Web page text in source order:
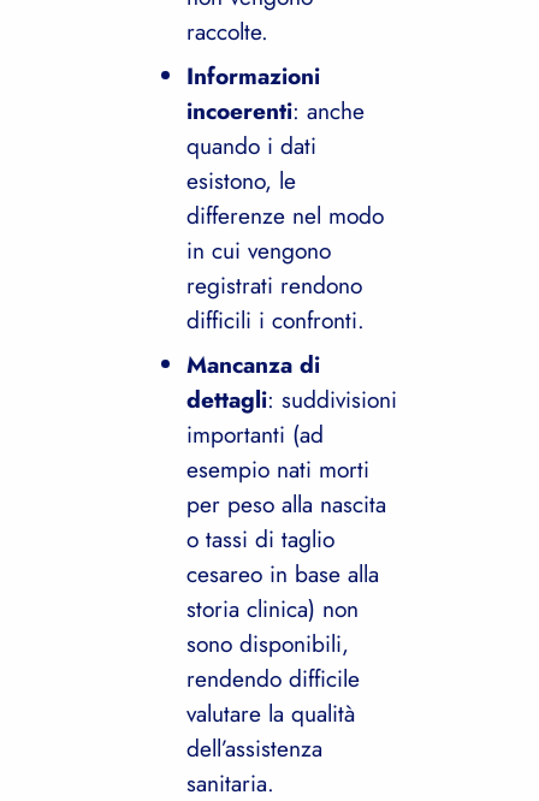
raccolte.
Informazioni
incoerenti: anche
quando i dati
esistono, le
differenze nel modo
in cui vengono
registrati rendono
difficili i confronti.
Mancanza di
dettagli: suddivisioni
importanti (ad
esempio nati morti
per peso alla nascita
o tassi di taglio
cesareo in base alla
storia clinica) non
sono disponibili,
rendendo difficile
valutare la qualità
dell’assistenza
sanitaria.